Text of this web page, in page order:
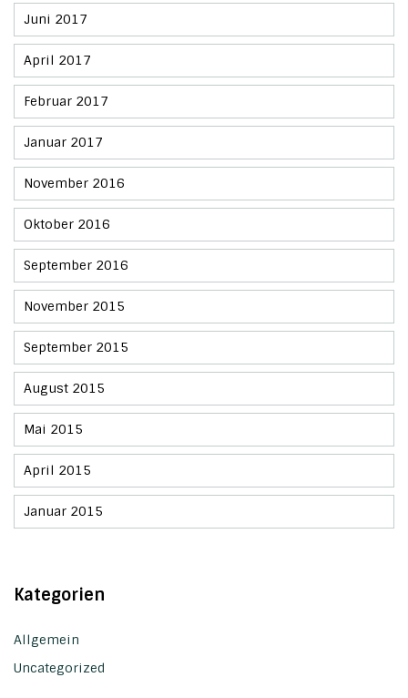
Juni 2017
April 2017
Februar 2017
Januar 2017
November 2016
Oktober 2016
September 2016
November 2015
September 2015
August 2015
Mai 2015
April 2015
Januar 2015
Kategorien
Allgemein
Uncategorized